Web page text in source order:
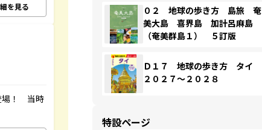
を見る
場！ 当時
０２ 地球の歩き方 島旅 奄
美大島 喜界島 加計呂麻島
（奄美群島１） ５訂版
Ｄ１７ 地球の歩き方 タイ
２０２７～２０２８
特設ページ